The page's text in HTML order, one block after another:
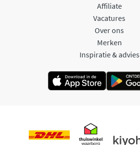
Affiliate
Vacatures
Over ons
Merken
Inspiratie & advies